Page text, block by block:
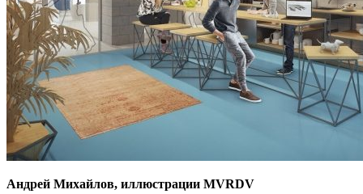
Андрей Михайлов, иллюстрации MVRDV